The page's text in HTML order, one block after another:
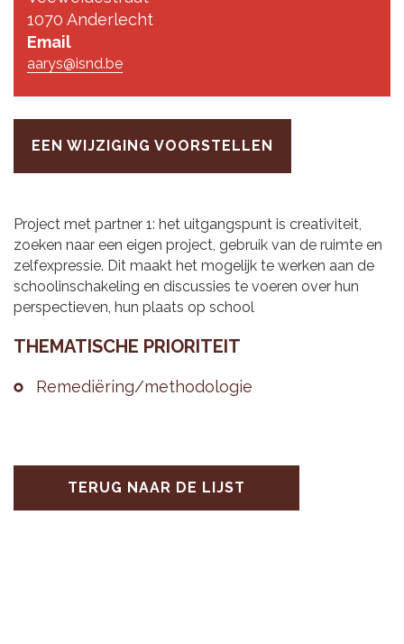
1070 Anderlecht
Email
aarys@isnd.be
EEN WIJZIGING VOORSTELLEN
Project met partner 1: het uitgangspunt is creativiteit,
zoeken naar een eigen project, gebruik van de ruimte en
zelfexpressie. Dit maakt het mogelijk te werken aan de
schoolinschakeling en discussies te voeren over hun
perspectieven, hun plaats op school
THE­MA­TI­SCHE PRI­O­RI­TEIT
Re­me­diëring/me­tho­do­lo­gie
TERUG NAAR DE LIJST